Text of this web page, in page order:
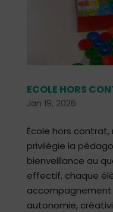
ECOLE HORS
Jan 19, 2026
École hors
privilégie la
bienveillance au
effectif, chaque
accompagnement
autonomie,